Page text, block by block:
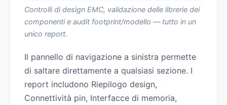
Controlli di design EMC, validazione delle librerie dei
componenti e audit footprint/modello — tutto in un
unico report.
Il pannello di navigazione a sinistra permette
di saltare direttamente a qualsiasi sezione. I
report includono Riepilogo design,
Connettività pin, Interfacce di memoria,